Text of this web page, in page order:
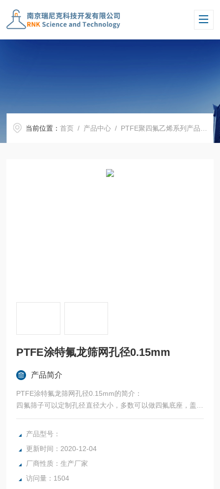
当前位置：首页 / 产品中心 / PTFE聚四氟乙烯系列产品
PTFE涂特氟龙筛网孔径0.15mm
产品简介
PTFE涂特氟龙筛网孔径0.15mm的简介：
四氟筛子可以定制孔径直径大小，多数可以做四氟底座，盖子
等。用于固体颗粒物的筛选，国内实验室常用品牌。符合HJ/T
299-2007，HJ/T300-2007HJ/T557-2007涂特氟龙筛网孔径9.
产品型号：
更新时间：2020-12-04
厂商性质：生产厂家
访问量：1504